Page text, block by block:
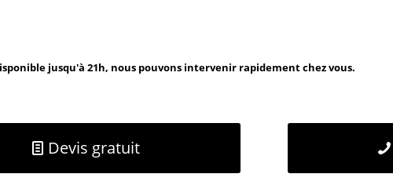
jusqu'à 21h, nous pouvons intervenir rapidement chez vous.
Devis gratuit